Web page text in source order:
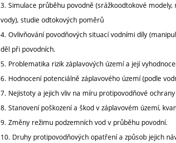
3. Simulace průběhu povodně (srážkoodtokové
vody), studie odtokových poměrů
4. Ovlivňování povodňových situací vodními díly
děl při povodních.
5. Problematika rizik záplavových území a její
6. Hodnocení potenciálně záplavového území (podle
7. Nejistoty a jejich vliv na míru protipovodňové ochrany
8. Stanovení poškození a škod v záplavovém území,
9. Změny režimu podzemních vod v průběhu povodní.
10. Druhy protipovodňových opatření a způsob jejich